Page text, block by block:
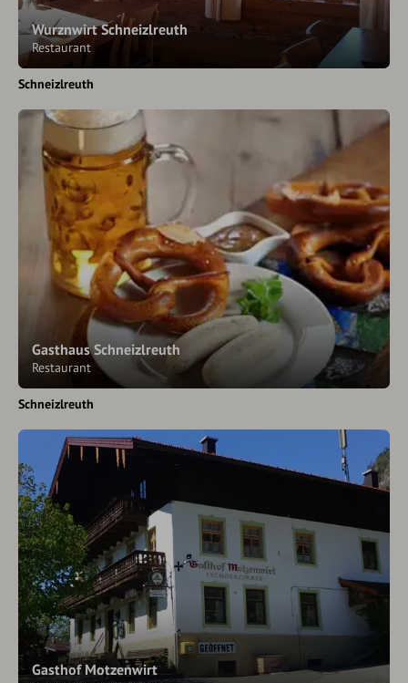
Wurznwirt Schneizlreuth
Restaurant
Schneizlreuth
Gasthaus Schneizlreuth
Restaurant
Schneizlreuth
Gasthof Motzenwirt